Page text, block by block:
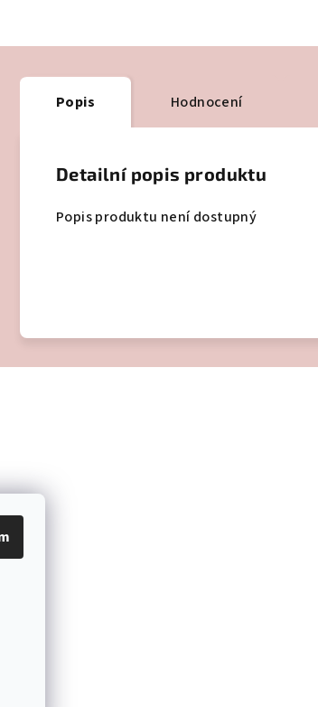
Popis Hodnocení
Detailní popis produktu
Popis produktu není dostupný